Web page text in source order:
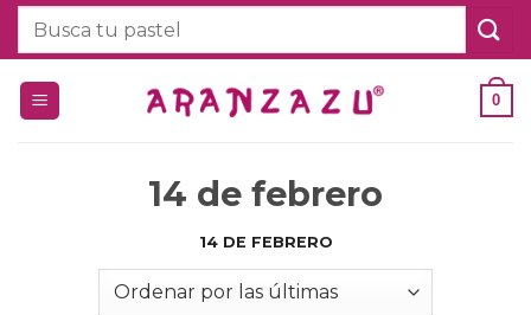
Saltar
Buscar
0
14 de febrero
14 DE FEBRERO